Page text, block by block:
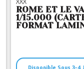
ROME ET LE
1/15.000
FORMAT
Disponible Sous 3-4